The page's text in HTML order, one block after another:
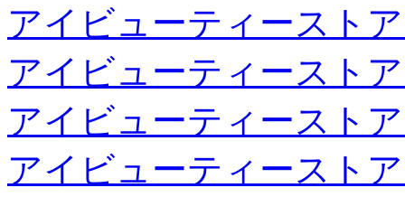
アイビューティースト
アイビューティースト
アイビューティースト
アイビューティースト